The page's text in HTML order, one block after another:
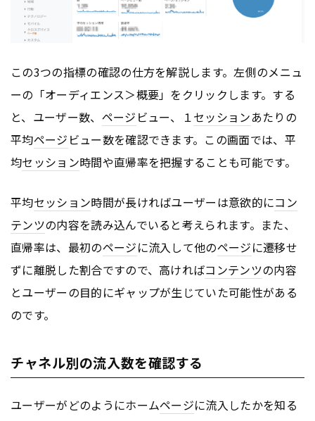
この3つの指標の確認の仕方を解説します。左側のメニュ
ーの「オーディエンス＞概要」をクリックします。する
と、ユーザー数、 ページ ビュー、１ セッションあたりの
平均ページ ビュー数を確認できます。この画面では、平
均セッション時間や直帰率を把握することも可能です。
平均セッション時間が長ければユーザーは意欲的にコン
テンツの内容を読み込んでいると考えられます。また、
直帰率は、最初のページに流入して他のページに遷移せ
ずに離脱した割合ですので、高ければコンテンツの内容
とユーザーの目的にギャップが生じていた可能性がある
のです。
チャネル別の流入数を確認する
ユーザーがどのようにホームページに流入したかを知る